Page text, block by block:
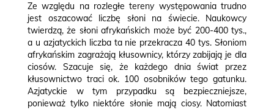
Ze względu na rozległe tereny występowania trudno
jest oszacować liczbę słoni na świecie. Naukowcy
twierdzą, że słoni afrykańskich może być 200-400 tys.,
a u azjatyckich liczba ta nie przekracza 40 tys. Słoniom
afrykańskim zagrażają kłusownicy, którzy zabijają je dla
ciosów. Szacuje się, że każdego dnia świat przez
kłusownictwo traci ok. 100 osobników tego gatunku.
Azjatyckie w tym przypadku są bezpieczniejsze,
ponieważ tylko niektóre słonie mają ciosy. Natomiast